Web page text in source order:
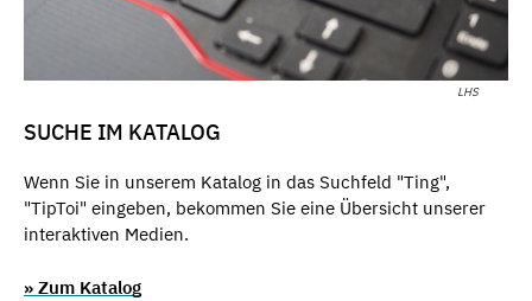
LHS
SUCHE IM KATALOG
Wenn Sie in unserem Katalog in das Suchfeld "Ting",
"TipToi" eingeben, bekommen Sie eine Übersicht unserer
interaktiven Medien.
» Zum Katalog